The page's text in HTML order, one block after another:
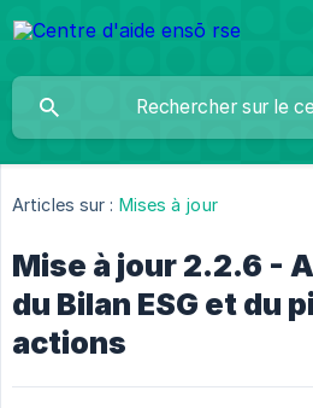
Articles sur : Mises à jour
Mise à jour 2.2.6 -
du Bilan ESG et du
actions